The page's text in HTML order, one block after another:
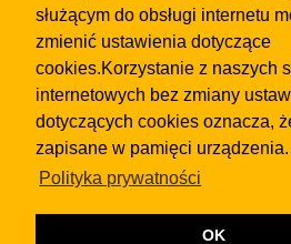
służącym do obsługi internetu
zmienić ustawienia dotyczące
cookies.Korzystanie z naszych
internetowych bez zmiany
dotyczących cookies oznacza,
zapisane w pamięci urządzenia.
Polityka prywatności
OK
Kontakt
Strefa dla
Dealerzy i
Skontaktuj się
regulaminuiPolityki
Klauzula FB